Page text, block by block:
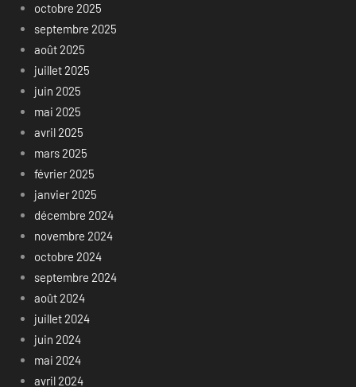
octobre 2025
septembre 2025
août 2025
juillet 2025
juin 2025
mai 2025
avril 2025
mars 2025
février 2025
janvier 2025
décembre 2024
novembre 2024
octobre 2024
septembre 2024
août 2024
juillet 2024
juin 2024
mai 2024
avril 2024